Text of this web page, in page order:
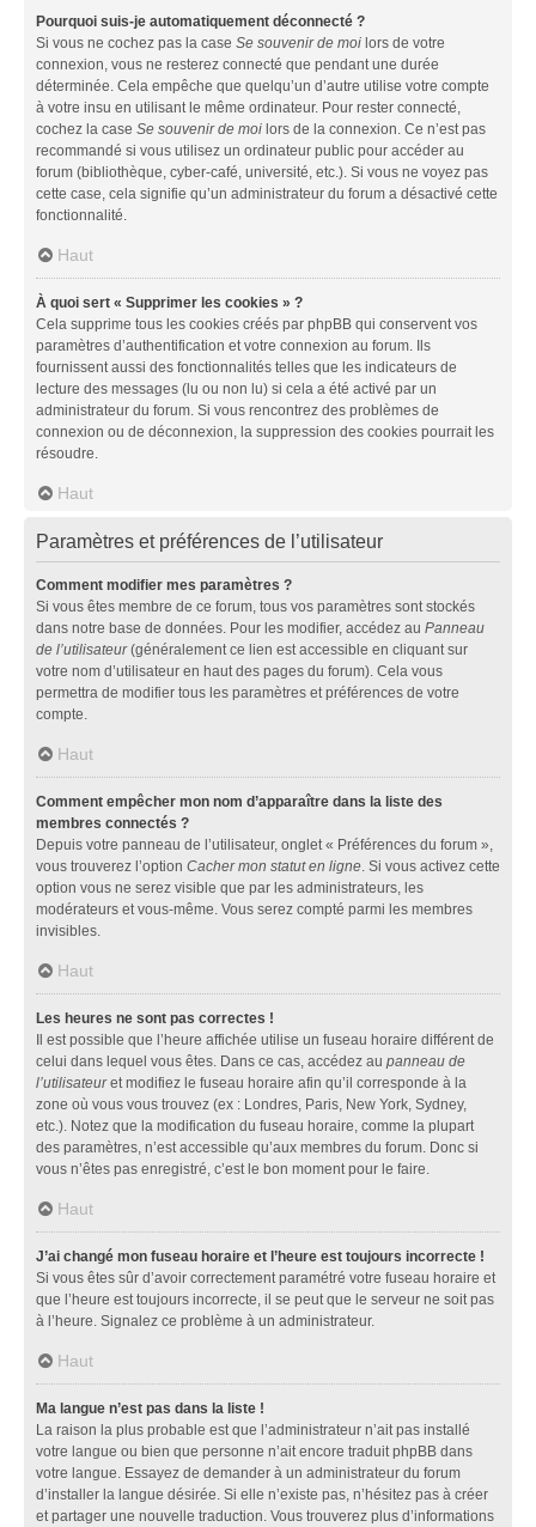
Pourquoi suis-je automatiquement déconnecté ?
Si vous ne cochez pas la case Se souvenir de moi lors de votre
connexion, vous ne resterez connecté que pendant une durée
déterminée. Cela empêche que quelqu’un d’autre utilise votre compte
à votre insu en utilisant le même ordinateur. Pour rester connecté,
cochez la case Se souvenir de moi lors de la connexion. Ce n’est pas
recommandé si vous utilisez un ordinateur public pour accéder au
forum (bibliothèque, cyber-café, université, etc.). Si vous ne voyez pas
cette case, cela signifie qu’un administrateur du forum a désactivé cette
fonctionnalité.
Haut
À quoi sert « Supprimer les cookies » ?
Cela supprime tous les cookies créés par phpBB qui conservent vos
paramètres d’authentification et votre connexion au forum. Ils
fournissent aussi des fonctionnalités telles que les indicateurs de
lecture des messages (lu ou non lu) si cela a été activé par un
administrateur du forum. Si vous rencontrez des problèmes de
connexion ou de déconnexion, la suppression des cookies pourrait les
résoudre.
Haut
Paramètres et préférences de l’utilisateur
Comment modifier mes paramètres ?
Si vous êtes membre de ce forum, tous vos paramètres sont stockés
dans notre base de données. Pour les modifier, accédez au Panneau
de l’utilisateur(généralement ce lien est accessible en cliquant sur
votre nom d’utilisateur en haut des pages du forum). Cela vous
permettra de modifier tous les paramètres et préférences de votre
compte.
Haut
Comment empêcher mon nom d’apparaître dans la liste des
membres connectés ?
Depuis votre panneau de l’utilisateur, onglet « Préférences du forum »,
vous trouverez l’option Cacher mon statut en ligne. Si vous activez cette
option vous ne serez visible que par les administrateurs, les
modérateurs et vous-même. Vous serez compté parmi les membres
invisibles.
Haut
Les heures ne sont pas correctes !
Il est possible que l’heure affichée utilise un fuseau horaire différent de
celui dans lequel vous êtes. Dans ce cas, accédez au panneau de
l’utilisateuret modifiez le fuseau horaire afin qu’il corresponde à la
zone où vous vous trouvez (ex : Londres, Paris, New York, Sydney,
etc.). Notez que la modification du fuseau horaire, comme la plupart
des paramètres, n’est accessible qu’aux membres du forum. Donc si
vous n’êtes pas enregistré, c’est le bon moment pour le faire.
Haut
J’ai changé mon fuseau horaire et l’heure est toujours incorrecte !
Si vous êtes sûr d’avoir correctement paramétré votre fuseau horaire et
que l’heure est toujours incorrecte, il se peut que le serveur ne soit pas
à l’heure. Signalez ce problème à un administrateur.
Haut
Ma langue n’est pas dans la liste !
La raison la plus probable est que l’administrateur n’ait pas installé
votre langue ou bien que personne n’ait encore traduit phpBB dans
votre langue. Essayez de demander à un administrateur du forum
d’installer la langue désirée. Si elle n’existe pas, n’hésitez pas à créer
et partager une nouvelle traduction. Vous trouverez plus d’informations